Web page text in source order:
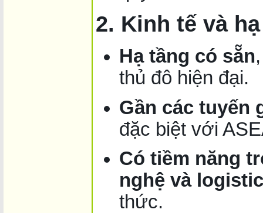
2. Kinh tế và
Hạ tầng có sẵn
thủ đô hiện đại.
Gần các tuyến
đặc biệt với
Có tiềm năng
nghệ và
thức.